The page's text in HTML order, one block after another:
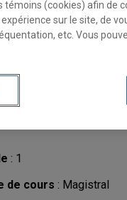
: 1
de cours : Magistral
témoins (cookies) afin de
sur le site, de
etc. Vous